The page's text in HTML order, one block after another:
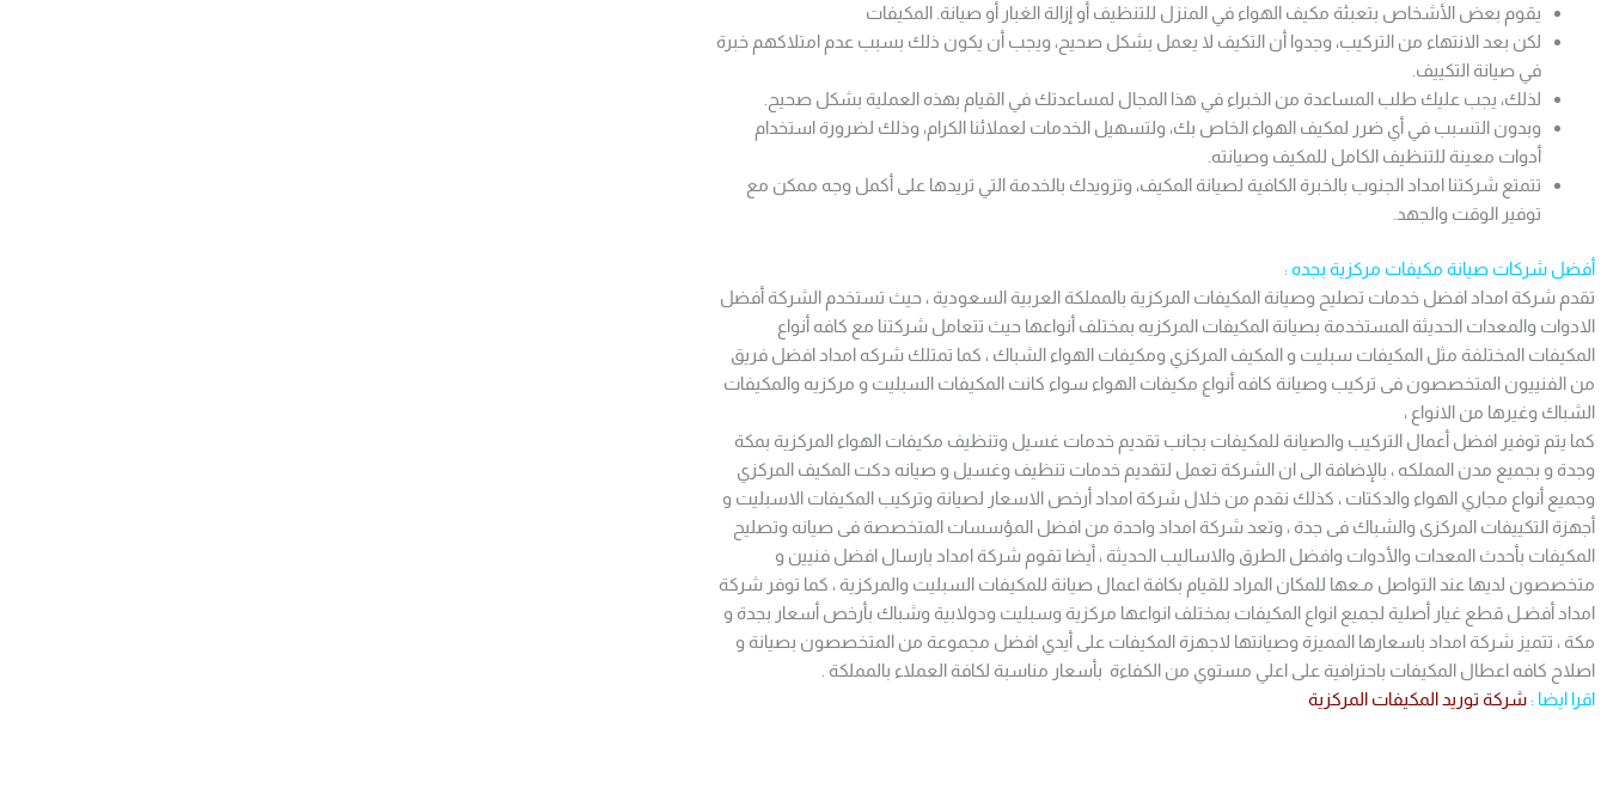
يقوم بعض الأشخاص بتعبئة مكيف الهواء في المنزل للتنظيف أو إزالة الغبار أو صيانة. المكيفات
لكن بعد الانتهاء من التركيب، وجدوا أن التكيف لا يعمل بشكل صحيح، ويجب أن يكون ذلك بسبب عدم امتلاكهم خبرة
في صيانة التكييف.
لذلك، يجب عليك طلب المساعدة من الخبراء في هذا المجال لمساعدتك في القيام بهذه العملية بشكل صحيح.
وبدون التسبب في أي ضرر لمكيف الهواء الخاص بك، ولتسهيل الخدمات لعملائنا الكرام، وذلك لضرورة استخدام
أدوات معينة للتنظيف الكامل للمكيف وصيانته.
تتمتع شركتنا امداد الجنوب بالخبرة الكافية لصيانة المكيف، وتزويدك بالخدمة التي تريدها على أكمل وجه ممكن مع
توفير الوقت والجهد.
أفضل شركات صيانة مكيفات مركزية بجده :
تقدم شركة امداد افضل خدمات تصليح وصيانة المكيفات المركزية بالمملكة العربية السعودية ، حيث تستخدم الشركة أفضل
الادوات والمعدات الحديثة المستخدمة بصيانة المكيفات المركزيه بمختلف أنواعها حيث تتعامل شركتنا مع كافه أنواع
المكيفات المختلفة مثل المكيفات سبليت و المكيف المركزي ومكيفات الهواء الشباك ، كما تمتلك شركه امداد افضل فريق
من الفنييون المتخصصون فى تركيب وصيانة كافه أنواع مكيفات الهواء سواء كانت المكيفات السبليت و مركزيه والمكيفات
الشباك وغيرها من الانواع ،
كما يتم توفير افضل أعمال التركيب والصيانة للمكيفات بجانب تقديم خدمات غسيل وتنظيف مكيفات الهواء المركزية بمكة
وجدة و بجميع مدن المملكه ، بالإضافة الى ان الشركة تعمل لتقديم خدمات تنظيف وغسيل و صيانه دكت المكيف المركزي
وجميع أنواع مجاري الهواء والدكتات ، كذلك نقدم من خلال شركة امداد أرخص الاسعار لصيانة وتركيب المكيفات الاسبليت و
أجهزة التكييفات المركزى والشباك فى جدة ، وتعد شركة امداد واحدة من افضل المؤسسات المتخصصة فى صيانه وتصليح
المكيفات بأحدث المعدات والأدوات وافضل الطرق والاساليب الحديثة ، أيضا تقوم شركة امداد بارسال افضل فنيين و
متخصصون لديها عند التواصل مـعها للمكان المراد للقيام بكافة اعمال صيانة للمكيفات السبليت والمركزية ، كما توفر شركة
امداد أفضـل قطع غيار أصلية لجميع انواع المكيفات بمختلف انواعها مركزية وسبليت ودولابية وشباك بأرخص أسعار بجدة و
مكة ، تتميز شركة امداد باسعارها المميزة وصيانتها لاجهزة المكيفات على أيدي افضل مجموعة من المتخصصون بصيانة و
اصلاح كافه اعطال المكيفات باحترافية على اعلي مستوي من الكفاءة بأسعار مناسبة لكافة العملاء بالمملكة .
اقرا ايضا :شركة توريد المكيفات المركزية